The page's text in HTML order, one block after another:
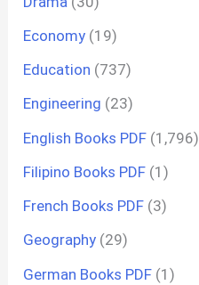
Economy (19)
Education (737)
Engineering (23)
English Books PDF (1,796)
Filipino Books PDF (1)
French Books PDF (3)
Geography (29)
German Books PDF (1)